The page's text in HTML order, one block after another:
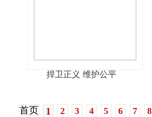
捍卫正义 维护公平
首页 1 2 3 4 5 6 7 8